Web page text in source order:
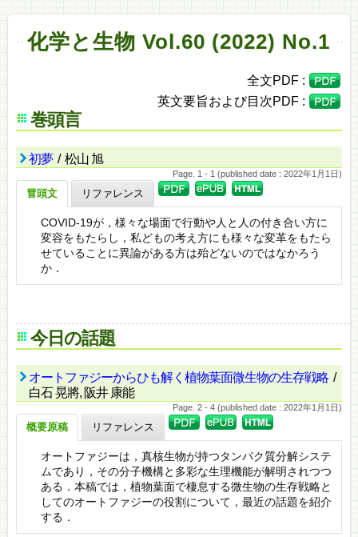
化学と生物 Vol.60 (2022) No.1
全文PDF :
英文要旨および目次PDF :
巻頭言
初夢 / 松山 旭
Page. 1 - 1 (published date : 2022年1月1日)
冒頭文 リファレンス
COVID-19が，様々な場面で行動や人と人の付き合い方に
変容をもたらし，私どもの考え方にも様々な変革をもたら
せていることに異論がある方は殆どないのではなかろう
か．
今日の話題
オートファジーからひも解く植物葉面微生物の生存戦略 /
白石 晃將, 阪井 康能
Page. 2 - 4 (published date : 2022年1月1日)
概要原稿 リファレンス
オートファジーは，真核生物が持つタンパク質分解システ
ムであり，その分子機構と多彩な生理機能が解明されつつ
ある．本稿では，植物葉面で棲息する微生物の生存戦略と
してのオートファジーの役割について，最近の話題を紹介
する．